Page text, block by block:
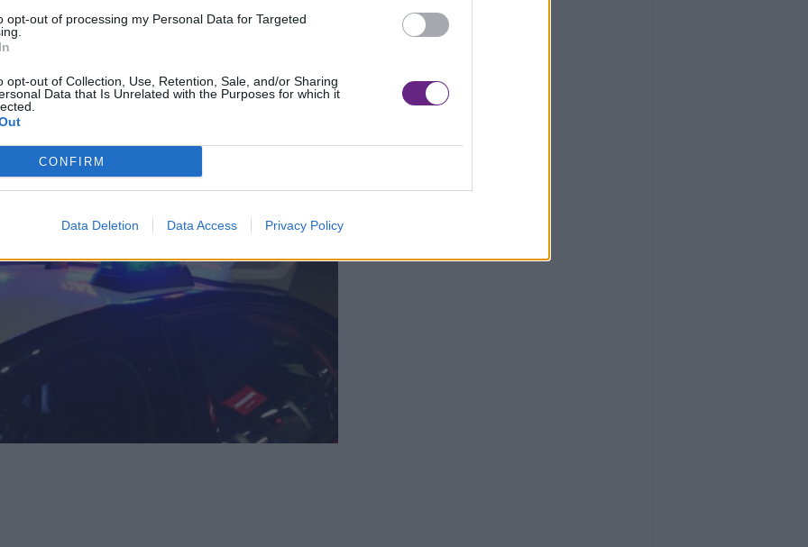
opt-out of processing my Personal Data for Targeted
opt-out of Collection, Use, Retention, Sale, and/or Sharing
Data that Is Unrelated with the Purposes for which it
CONFIRM
Data Deletion Data Access Privacy Policy